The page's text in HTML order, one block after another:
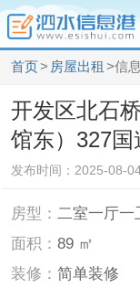
首页> 房屋出租 >信
开发区北石
馆东）327国
发布时间：2025-08-
房型：二室一厅一
面积：89 ㎡
装修：简单装修